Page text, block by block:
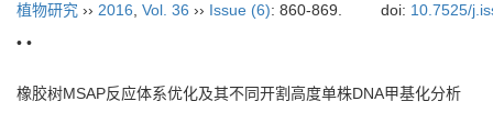
植物研究 ›› 2016 Vol. 36 ›› Issue (6): 860-869. doi: 10.7525/
• •
橡胶树MSAP反应体系优化及其不同开割高度单株DNA甲基化分析